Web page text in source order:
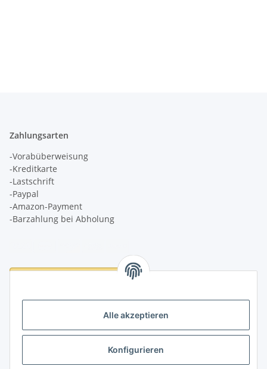
Alle akzeptieren
Konfigurieren
Zahlungsarten
-Vorabüberweisung
-Kreditkarte
-Lastschrift
-Paypal
-Amazon-Payment
-Barzahlung bei Abholung
Logistikpartner